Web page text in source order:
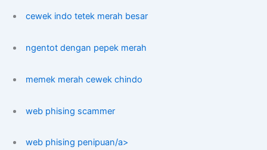
cewek indo tetek merah besar
ngentot dengan pepek merah
memek merah cewek chindo
web phising scammer
web phising penipuan/a>